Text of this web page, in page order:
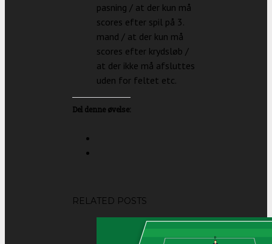
pasning / at der kun må
scores efter spil på 3.
mand / at der kun må
scores efter krydsløb /
at der ikke må afsluttes
uden for feltet etc.
Del denne øvelse:
RELATED POSTS